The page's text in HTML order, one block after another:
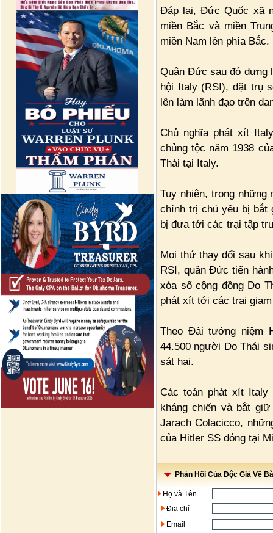
Đáp lại, Đức Quốc xã
miền Bắc và miền
miền Nam lên phía Bắc.
Quân Đức sau đó dựng
hội Italy (RSI), đặt trụ
lên làm lãnh đạo trên
Chủ nghĩa phát xít
chủng tộc năm 1938
Thái tại Italy.
Tuy nhiên, trong những
chính trị chủ yếu bị bắt
bị đưa tới các trại tập
Mọi thứ thay đổi sau
RSI, quân Đức tiến
xóa sổ cộng đồng Do
phát xít tới các trại
Theo Đài tưởng niệm
44.500 người Do Thái
sát hại.
Các toán phát xít Italy
kháng chiến và bắt
Jarach Colacicco,
của Hitler SS đóng tại
Phản Hồi Của Độc Giả Về
Họ và Tên
Địa chỉ
Email